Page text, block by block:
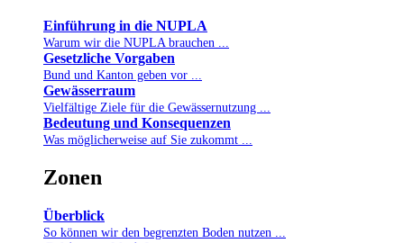
Einführung in die NUPLA
Warum wir die NUPLA brauchen ...
Gesetzliche Vorgaben
Bund und Kanton geben vor ...
Gewässerraum
Vielfältige Ziele für die Gewässernutzung ...
Bedeutung und Konsequenzen
Was möglicherweise auf Sie zukommt ...
Zonen
Überblick
So können wir den begrenzten Boden nutzen ...